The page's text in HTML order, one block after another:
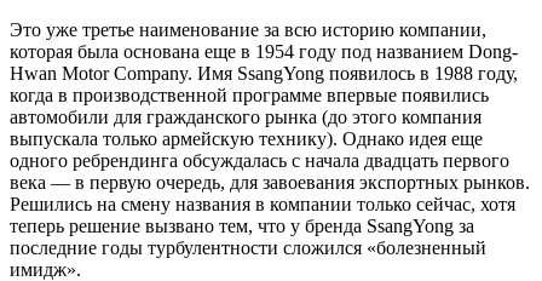
Это уже третье наименование за всю историю компании,
которая была основана еще в 1954 году под названием Dong-
Hwan Motor Company. Имя SsangYong появилось в 1988 году,
когда в производственной программе впервые появились
автомобили для гражданского рынка (до этого компания
выпускала только армейскую технику). Однако идея еще
одного ребрендинга обсуждалась с начала двадцать первого
века — в первую очередь, для завоевания экспортных рынков.
Решились на смену названия в компании только сейчас, хотя
теперь решение вызвано тем, что у бренда SsangYong за
последние годы турбулентности сложился «болезненный
имидж».